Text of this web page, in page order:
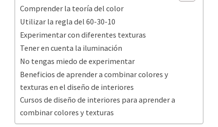
Comprender la teoría del color
Utilizar la regla del 60-30-10
Experimentar con diferentes texturas
Tener en cuenta la iluminación
No tengas miedo de experimentar
Beneficios de aprender a combinar colores y
texturas en el diseño de interiores
Cursos de diseño de interiores para aprender a
combinar colores y texturas